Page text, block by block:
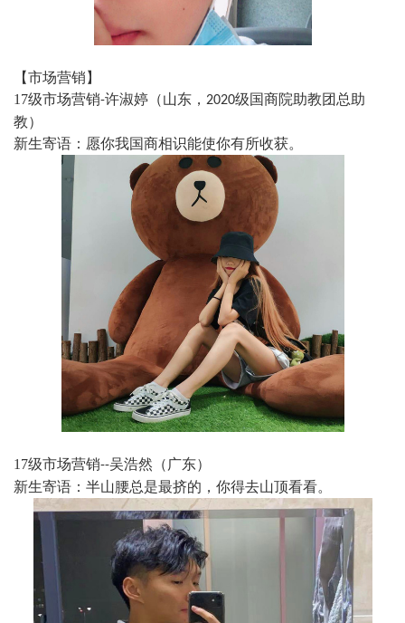
【市场营销】
17级市场营销-许淑婷（山东， 2020级国商院助教团总助
教）
新生寄语：愿你我国商相识能使你有所收获。
17级市场营销--吴浩然（广东）
新生寄语：半山腰总是最挤的，你得去山顶看看。